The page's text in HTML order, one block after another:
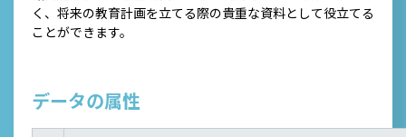
く、将来の教育計画を立てる際の貴重な資料として役立てる
ことができます。
データの属性